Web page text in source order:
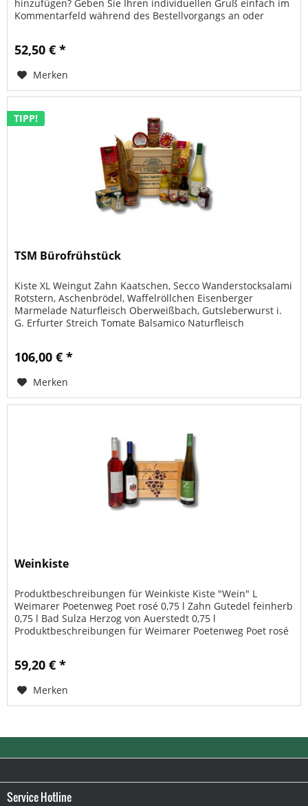
hinzufügen? Geben Sie Ihren individuellen Gruß einfach im
Kommentarfeld während des Bestellvorgangs an oder
52,50 € *
Merken
TIPP!
TSM Bürofrühstück
Kiste XL Weingut Zahn Kaatschen, Secco Wanderstocksalami
Rotstern, Aschenbrödel, Waffelröllchen Eisenberger
Marmelade Naturfleisch Oberweißbach, Gutsleberwurst i.
G. Erfurter Streich Tomate Balsamico Naturfleisch
106,00 € *
Merken
Weinkiste
Produktbeschreibungen für Weinkiste Kiste "Wein" L
Weimarer Poetenweg Poet rosé 0,75 l Zahn Gutedel feinherb
0,75 l Bad Sulza Herzog von Auerstedt 0,75 l
Produktbeschreibungen für Weimarer Poetenweg Poet rosé
59,20 € *
Merken
Service Hotline